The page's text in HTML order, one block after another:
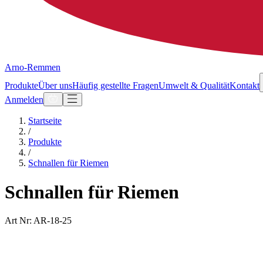
Arno-Remmen
ProdukteÜber unsHäufig gestellte FragenUmwelt & QualitätKontakt
Anmelden
Startseite
/
Produkte
/
Schnallen für Riemen
Schnallen für Riemen
Art Nr: AR-18-25